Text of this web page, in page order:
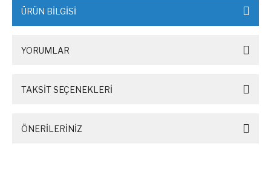
ÜRÜN BİLGİSİ
YORUMLAR
TAKSİT SEÇENEKLERİ
ÖNERİLERİNİZ